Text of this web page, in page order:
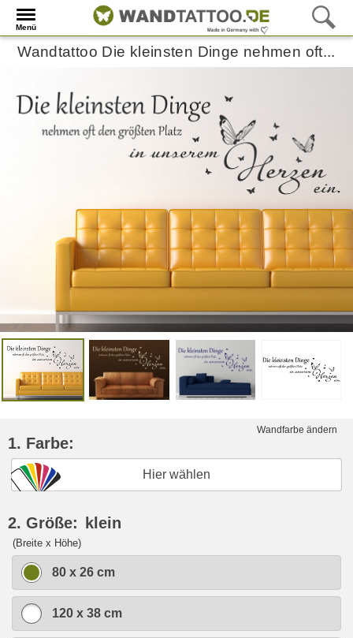
Menü
Wandtattoo Die kleinsten Dinge nehmen oft...
Wandfarbe ändern
1. Farbe:
Hier wählen
2. Größe: klein
(Breite x Höhe)
80 x 26 cm
120 x 38 cm